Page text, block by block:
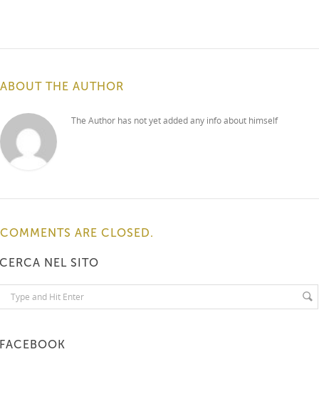
ABOUT THE AUTHOR
The Author has not yet added any info about himself
COMMENTS ARE CLOSED.
CERCA NEL SITO
FACEBOOK